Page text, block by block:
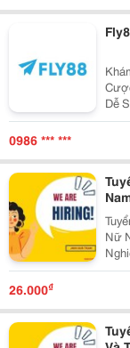
Dễ
Bạn
0986 *** ***
Nữ Nhân Viên Văn Phòng: (Là Sinh Viên Hoặc Đã Tốt
Nghiệp
Time (2
26.000₫